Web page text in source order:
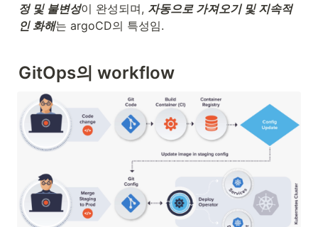
정 및 불변성이 완성되며, 자동으로 가져오기 및 지속적
인 화해는 argoCD의 특성임.
GitOps의 workflow